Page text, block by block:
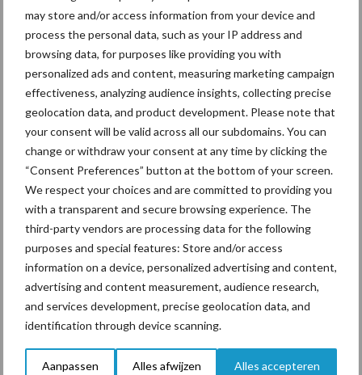
may store and/or access information from your device and
process the personal data, such as your IP address and
browsing data, for purposes like providing you with
personalized ads and content, measuring marketing campaign
effectiveness, analyzing audience insights, collecting precise
geolocation data, and product development. Please note that
your consent will be valid across all our subdomains. You can
change or withdraw your consent at any time by clicking the
“Consent Preferences” button at the bottom of your screen.
We respect your choices and are committed to providing you
with a transparent and secure browsing experience. The
third-party vendors are processing data for the following
purposes and special features: Store and/or access
information on a device, personalized advertising and content,
advertising and content measurement, audience research,
and services development, precise geolocation data, and
identification through device scanning.
Aanpassen Alles afwijzen Alles accepteren
Primaire
Sidebar
Recent nieuws Partner nieuws
ForFarmers ziet volume en
marktaandeel groeien in krimpende
Nederlandse markt
6 aug
Tien praktische tips voor een
Bedrijfsnieuws
Ligbox &
Voerhekken
Toon meer